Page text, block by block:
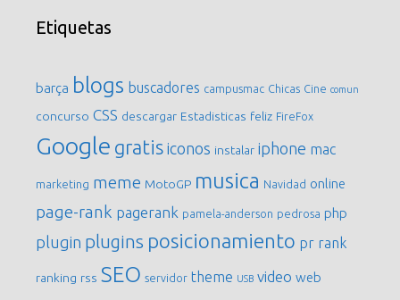
Etiquetas
barça blogs buscadores campusmac Chicas Cine comun
concurso CSS descargar Estadisticas feliz FireFox
Google gratis iconos instalar iphone mac
marketing meme MotoGP musica Navidad online
page-rank pagerank pamela-anderson pedrosa php
plugin plugins posicionamiento pr rank
ranking rss SEO servidor theme USB video web